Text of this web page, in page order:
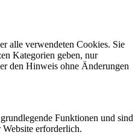
alle verwendeten Cookies. Sie
Kategorien geben, nur
den Hinweis ohne Änderungen
Funktionen und sind
erforderlich.